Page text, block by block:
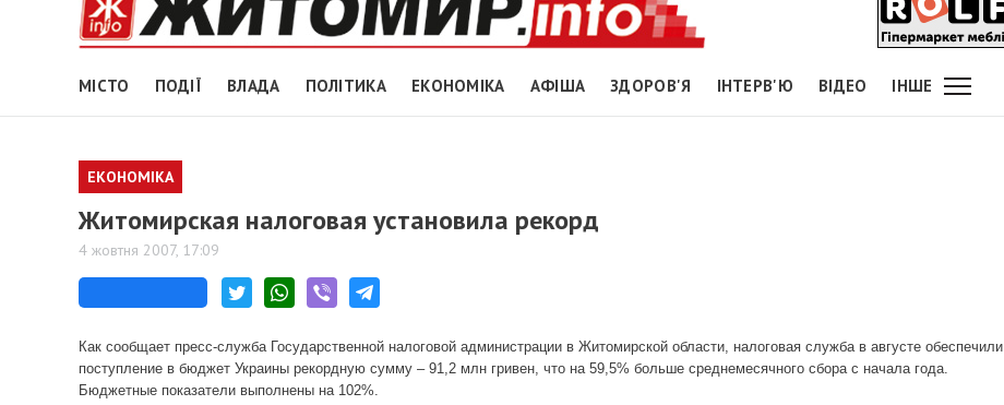
МІСТО ПОДІЇ ВЛАДА ПОЛІТИКА ЕКОНОМІКА АФІША ЗДОРОВ'Я ІНТЕРВ'Ю ВІДЕО ІНШЕ
ЕКОНОМІКА
Житомирская налоговая установила рекорд
4 жовтня 2007, 17:09
Как сообщает пресс-служба Государственной налоговой администрации в Житомирской области, налоговая служба в августе обеспечили
поступление в бюджет Украины рекордную сумму – 91,2 млн гривен, что на 59,5% больше среднемесячного сбора с начала года.
Бюджетные показатели выполнены на 102%.